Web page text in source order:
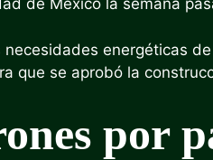
de México la semana
energéticas
que se aprobó la
por